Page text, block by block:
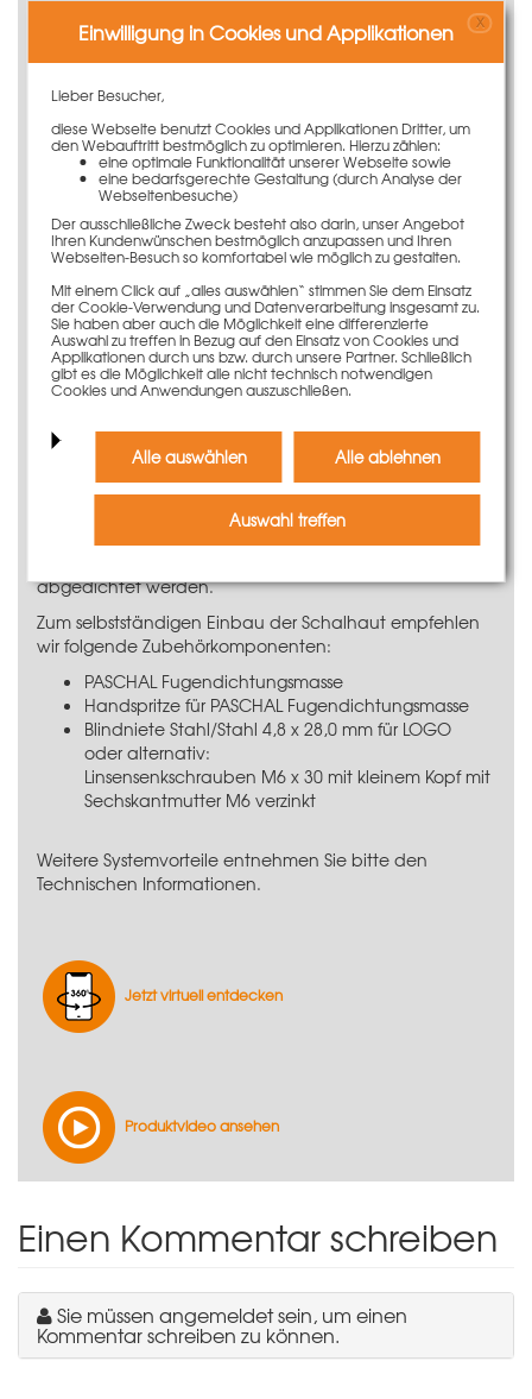
Lange Lebensdauer und damit große
Einsatzhäufigkeit
Anwendungsinformation
Die Schalhaut für das LOGO.3-Element 240 x 135 cm
entspricht den höchsten Qualitätsansprüchen. Die
rundum verlaufende Kantenversiegelung verhindert ein
ungleichmäßiges Aufquellen der Schalhaut am
Plattenrand. Zudem überzeugt die 16 mm starke und
12-schichtig verleimte Schaltafel durch ihre große
Einsatzhäufigkeit.
Die Spannstellenöffnungen sind werksseitig hergestellt
und mit Spannstabführungsbuchsen verstärkt, die
ebenso mit PVC-Stopfen verschlossen sind.
Passendes Zubehör für den
Einbau
Die Schalhaut kann ganz einfach mit Nieten oder
abgedichtet werden.
Zum selbstständigen Einbau der Schalhaut empfehlen
wir folgende Zubehörkomponenten:
PASCHAL Fugendichtungsmasse
Handspritze für PASCHAL Fugendichtungsmasse
Blindniete Stahl/Stahl 4,8 x 28,0 mm für LOGO
oder alternativ:
Linsensenkschrauben M6 x 30 mit kleinem Kopfmit
Sechskantmutter M6 verzinkt
Weitere Systemvorteile entnehmen Sie bitte den
Technischen Informationen.
Jetzt virtuell entdecken
Produktvideo ansehen
Einen Kommentar schreiben
Sie müssen angemeldet sein, um einen
Kommentar schreiben zu können.
Einwilligung in Cookies und Applikationen X
Lieber Besucher,
diese Webseite benutzt Cookies und Applikationen Dritter, um
den Webauftritt bestmöglich zu optimieren. Hierzu zählen:
eine optimale Funktionalität unserer Webseite sowie
eine bedarfsgerechte Gestaltung (durch Analyse der
Webseitenbesuche)
Der ausschließliche Zweck besteht also darin, unser Angebot
Ihren Kundenwünschen bestmöglich anzupassen und Ihren
Webseiten-Besuch so komfortabel wie möglich zu gestalten.
Mit einem Click auf „alles auswählen“ stimmen Sie dem Einsatz
der Cookie-Verwendung und Datenverarbeitung insgesamt zu.
Sie haben aber auch die Möglichkeit eine differenzierte
Auswahl zu treffen in Bezug auf den Einsatz von Cookies und
Applikationen durch uns bzw. durch unsere Partner. Schließlich
gibt es die Möglichkeit alle nicht technisch notwendigen
Cookies und Anwendungen auszuschließen.
Alle auswählen Alle ablehnen
Auswahl treffen